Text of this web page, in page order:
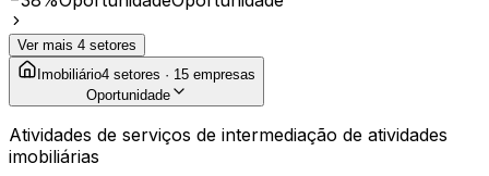
Ver mais 4 setores
Imobiliário4 setores · 15 empresas
Oportunidade
Atividades de serviços de intermediação de atividades
imobiliárias